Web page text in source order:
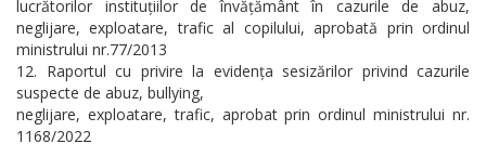
lucrătorilor instituțiilor de învățământ în cazurile de abuz,
neglijare, exploatare, trafic al copilului, aprobată prin ordinul
ministrului nr.77/2013
Raportul cu privire la evidența sesizărilor privind cazurile
suspecte de abuz, bullying,
neglijare, exploatare, trafic, aprobat prin ordinul ministrului nr.
1168/2022